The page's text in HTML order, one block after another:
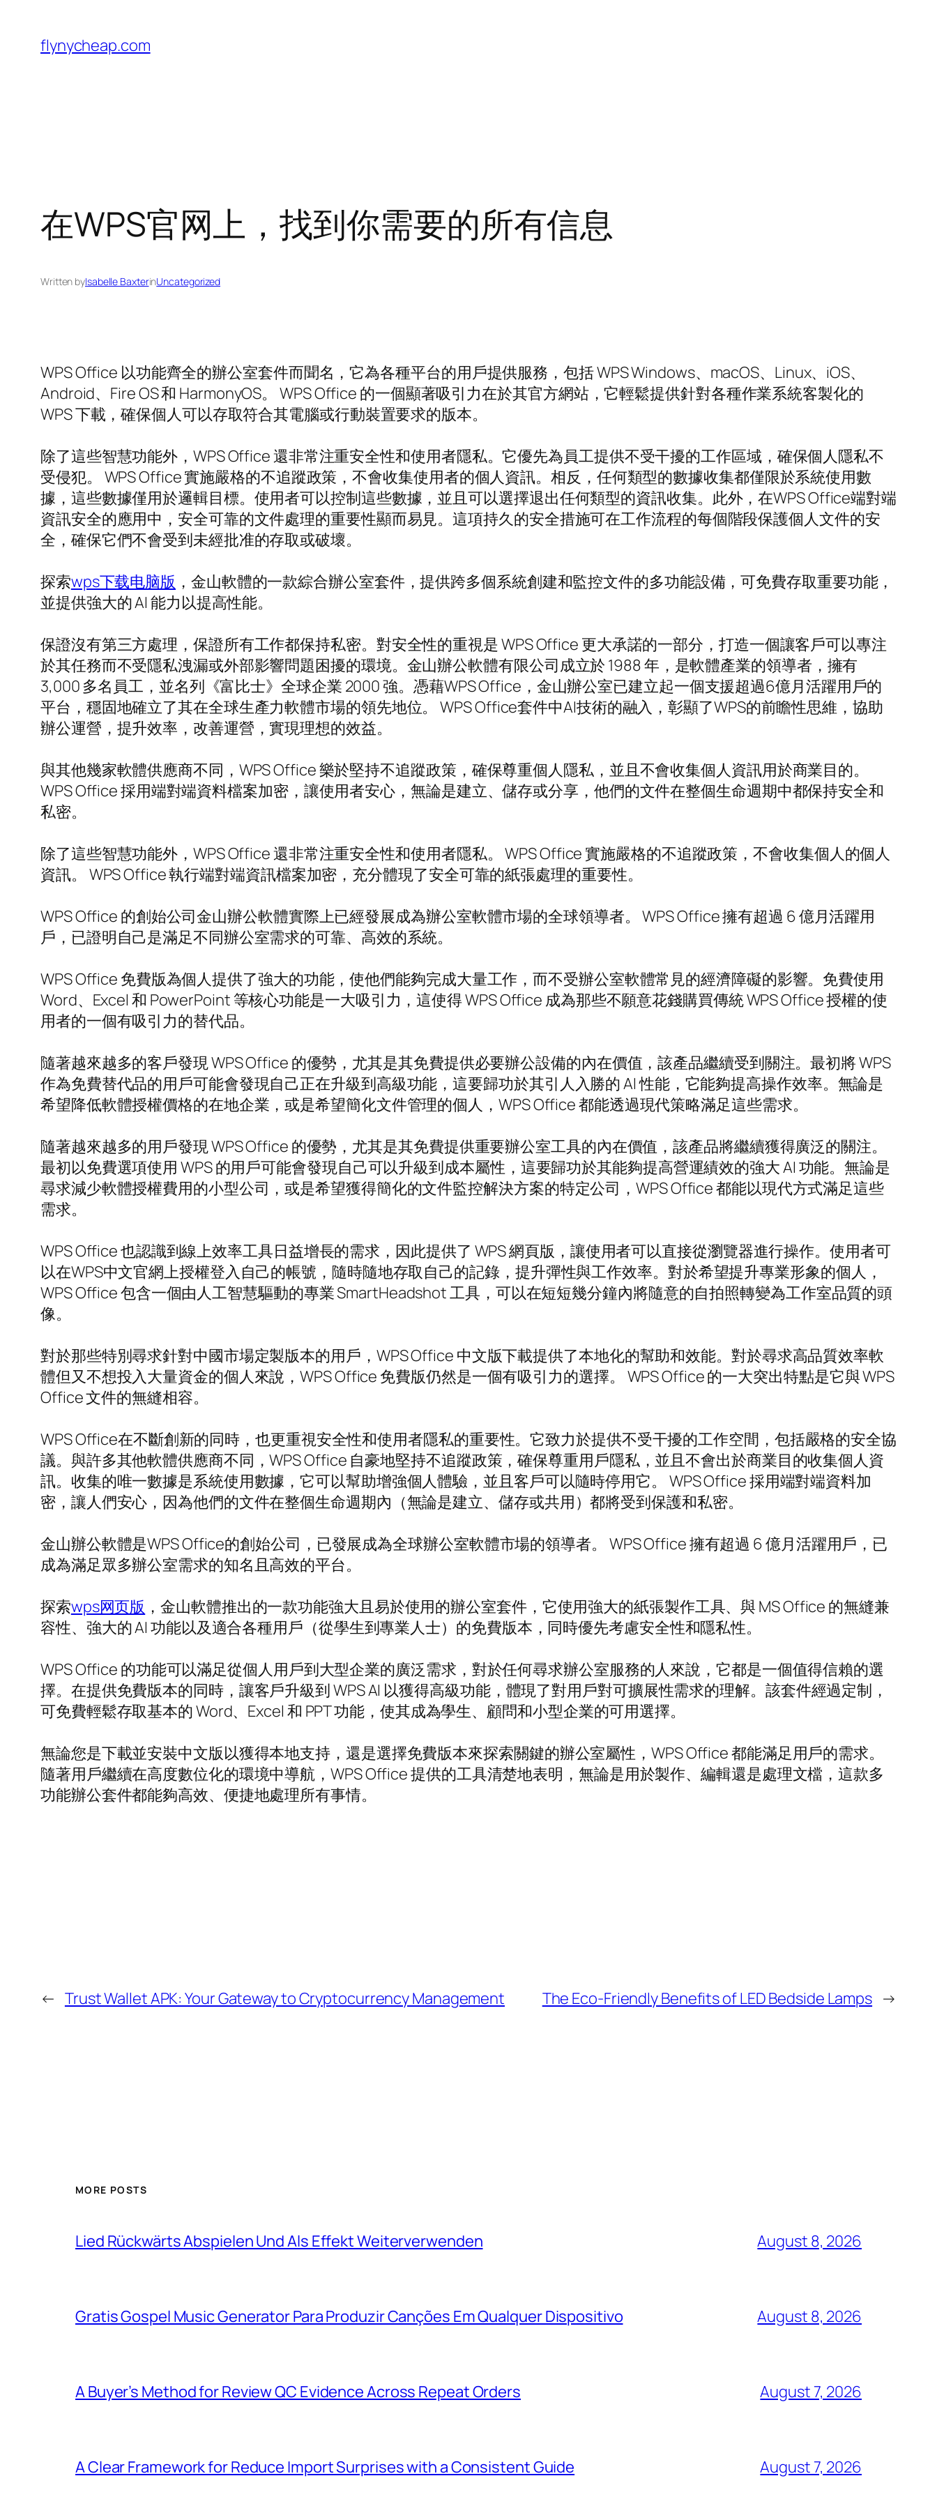
content
flynycheap.com
在WPS官网上，找到你需要的所有信息
Written byIsabelle BaxterinUncategorized
WPS Office 以功能齊全的辦公室套件而聞名，它為各種平台的用戶提供服務，包括 WPS Windows、macOS、Linux、iOS、
Android、Fire OS 和 HarmonyOS。 WPS Office 的一個顯著吸引力在於其官方網站，它輕鬆提供針對各種作業系統客製化的
WPS 下載，確保個人可以存取符合其電腦或行動裝置要求的版本。
除了這些智慧功能外，WPS Office 還非常注重安全性和使用者隱私。它優先為員工提供不受干擾的工作區域，確保個人隱私不
受侵犯。 WPS Office 實施嚴格的不追蹤政策，不會收集使用者的個人資訊。相反，任何類型的數據收集都僅限於系統使用數
據，這些數據僅用於邏輯目標。使用者可以控制這些數據，並且可以選擇退出任何類型的資訊收集。此外，在WPS Office端對端
資訊安全的應用中，安全可靠的文件處理的重要性顯而易見。這項持久的安全措施可在工作流程的每個階段保護個人文件的安
全，確保它們不會受到未經批准的存取或破壞。
探索wps下载电脑版 ，金山軟體的一款綜合辦公室套件，提供跨多個系統創建和監控文件的多功能設備，可免費存取重要功能，
並提供強大的 AI 能力以提高性能。
保證沒有第三方處理，保證所有工作都保持私密。對安全性的重視是 WPS Office 更大承諾的一部分，打造一個讓客戶可以專注
於其任務而不受隱私洩漏或外部影響問題困擾的環境。金山辦公軟體有限公司成立於 1988 年，是軟體產業的領導者，擁有
3,000 多名員工，並名列《富比士》全球企業 2000 強。憑藉WPS Office，金山辦公室已建立起一個支援超過6億月活躍用戶的
平台，穩固地確立了其在全球生產力軟體市場的領先地位。 WPS Office套件中AI技術的融入，彰顯了WPS的前瞻性思維，協助
辦公運營，提升效率，改善運營，實現理想的效益。
與其他幾家軟體供應商不同，WPS Office 樂於堅持不追蹤政策，確保尊重個人隱私，並且不會收集個人資訊用於商業目的。
WPS Office 採用端對端資料檔案加密，讓使用者安心，無論是建立、儲存或分享，他們的文件在整個生命週期中都保持安全和
私密。
除了這些智慧功能外，WPS Office 還非常注重安全性和使用者隱私。 WPS Office 實施嚴格的不追蹤政策，不會收集個人的個人
資訊。 WPS Office 執行端對端資訊檔案加密，充分體現了安全可靠的紙張處理的重要性。
WPS Office 的創始公司金山辦公軟體實際上已經發展成為辦公室軟體市場的全球領導者。 WPS Office 擁有超過 6 億月活躍用
戶，已證明自己是滿足不同辦公室需求的可靠、高效的系統。
WPS Office 免費版為個人提供了強大的功能，使他們能夠完成大量工作，而不受辦公室軟體常見的經濟障礙的影響。免費使用
Word、Excel 和 PowerPoint 等核心功能是一大吸引力，這使得 WPS Office 成為那些不願意花錢購買傳統 WPS Office 授權的使
用者的一個有吸引力的替代品。
隨著越來越多的客戶發現 WPS Office 的優勢，尤其是其免費提供必要辦公設備的內在價值，該產品繼續受到關注。最初將 WPS
作為免費替代品的用戶可能會發現自己正在升級到高級功能，這要歸功於其引人入勝的 AI 性能，它能夠提高操作效率。無論是
希望降低軟體授權價格的在地企業，或是希望簡化文件管理的個人，WPS Office 都能透過現代策略滿足這些需求。
隨著越來越多的用戶發現 WPS Office 的優勢，尤其是其免費提供重要辦公室工具的內在價值，該產品將繼續獲得廣泛的關注。
最初以免費選項使用 WPS 的用戶可能會發現自己可以升級到成本屬性，這要歸功於其能夠提高營運績效的強大 AI 功能。無論是
尋求減少軟體授權費用的小型公司，或是希望獲得簡化的文件監控解決方案的特定公司，WPS Office 都能以現代方式滿足這些
需求。
WPS Office 也認識到線上效率工具日益增長的需求，因此提供了 WPS 網頁版，讓使用者可以直接從瀏覽器進行操作。使用者可
以在WPS中文官網上授權登入自己的帳號，隨時隨地存取自己的記錄，提升彈性與工作效率。對於希望提升專業形象的個人，
WPS Office 包含一個由人工智慧驅動的專業 SmartHeadshot 工具，可以在短短幾分鐘內將隨意的自拍照轉變為工作室品質的頭
像。
對於那些特別尋求針對中國市場定製版本的用戶，WPS Office 中文版下載提供了本地化的幫助和效能。對於尋求高品質效率軟
體但又不想投入大量資金的個人來說，WPS Office 免費版仍然是一個有吸引力的選擇。 WPS Office 的一大突出特點是它與 WPS
Office 文件的無縫相容。
WPS Office在不斷創新的同時，也更重視安全性和使用者隱私的重要性。它致力於提供不受干擾的工作空間，包括嚴格的安全協
議。與許多其他軟體供應商不同，WPS Office 自豪地堅持不追蹤政策，確保尊重用戶隱私，並且不會出於商業目的收集個人資
訊。收集的唯一數據是系統使用數據，它可以幫助增強個人體驗，並且客戶可以隨時停用它。 WPS Office 採用端對端資料加
密，讓人們安心，因為他們的文件在整個生命週期內（無論是建立、儲存或共用）都將受到保護和私密。
金山辦公軟體是WPS Office的創始公司，已發展成為全球辦公室軟體市場的領導者。 WPS Office 擁有超過 6 億月活躍用戶，已
成為滿足眾多辦公室需求的知名且高效的平台。
探索wps网页版 ，金山軟體推出的一款功能強大且易於使用的辦公室套件，它使用強大的紙張製作工具、與 MS Office 的無縫兼
容性、強大的 AI 功能以及適合各種用戶（從學生到專業人士）的免費版本，同時優先考慮安全性和隱私性。
WPS Office 的功能可以滿足從個人用戶到大型企業的廣泛需求，對於任何尋求辦公室服務的人來說，它都是一個值得信賴的選
擇。在提供免費版本的同時，讓客戶升級到 WPS AI 以獲得高級功能，體現了對用戶對可擴展性需求的理解。該套件經過定制，
可免費輕鬆存取基本的 Word、Excel 和 PPT 功能，使其成為學生、顧問和小型企業的可用選擇。
無論您是下載並安裝中文版以獲得本地支持，還是選擇免費版本來探索關鍵的辦公室屬性，WPS Office 都能滿足用戶的需求。
隨著用戶繼續在高度數位化的環境中導航，WPS Office 提供的工具清楚地表明，無論是用於製作、編輯還是處理文檔，這款多
功能辦公套件都能夠高效、便捷地處理所有事情。
← Trust Wallet APK: Your Gateway to Cryptocurrency Management The Eco-Friendly Benefits of LED Bedside Lamps →
MORE POSTS
Lied Rückwärts Abspielen Und Als Effekt Weiterverwenden August 8, 2026
Gratis Gospel Music Generator Para Produzir Canções Em Qualquer Dispositivo August 8, 2026
A Buyer’s Method for Review QC Evidence Across Repeat Orders August 7, 2026
A Clear Framework for Reduce Import Surprises with a Consistent Guide August 7, 2026